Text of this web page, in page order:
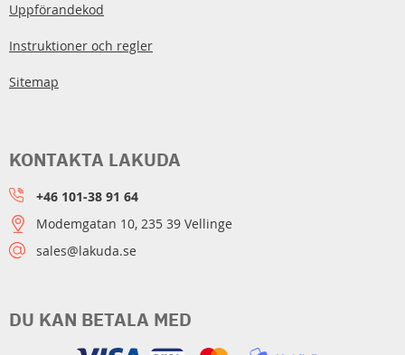
Uppförandekod
Instruktioner och regler
Sitemap
DU KAN BETALA MED
KONTAKTA LAKUDA
+46 101-38 91 64
Modemgatan 10, 235 39 Vellinge
sales@lakuda.se